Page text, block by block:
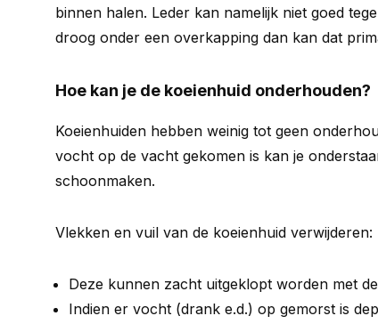
binnen halen. Leder kan namelijk niet goed
droog onder een overkapping dan kan dat
Hoe kan je de koeienhuid onderhouden?
Koeienhuiden hebben weinig tot geen
vocht op de vacht gekomen is kan je
schoonmaken.
Vlekken en vuil van de koeienhuid verwijderen:
Deze kunnen zacht uitgeklopt worden met
Indien er vocht (drank e.d.) op gemorst is